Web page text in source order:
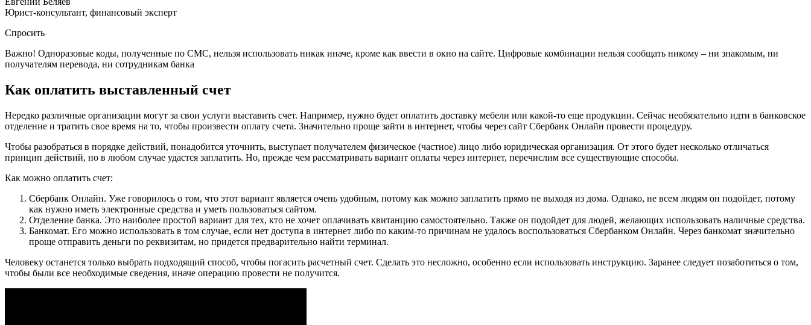
Юрист-консультант, финансовый эксперт
Спросить
Важно! Одноразовые коды, полученные по СМС, нельзя использовать никак иначе, кроме как ввести в окно на сайте. Цифровые комбинации нельзя сообщать никому – ни знакомым, ни
получателям перевода, ни сотрудникам банка
Как оплатить выставленный счет
Нередко различные организации могут за свои услуги выставить счет. Например, нужно будет оплатить доставку мебели или какой-то еще продукции. Сейчас необязательно идти в банковское
отделение и тратить свое время на то, чтобы произвести оплату счета. Значительно проще зайти в интернет, чтобы через сайт Сбербанк Онлайн провести процедуру.
Чтобы разобраться в порядке действий, понадобится уточнить, выступает получателем физическое (частное) лицо либо юридическая организация. От этого будет несколько отличаться
принцип действий, но в любом случае удастся заплатить. Но, прежде чем рассматривать вариант оплаты через интернет, перечислим все существующие способы.
Как можно оплатить счет:
Сбербанк Онлайн. Уже говорилось о том, что этот вариант является очень удобным, потому как можно заплатить прямо не выходя из дома. Однако, не всем людям он подойдет, потому
как нужно иметь электронные средства и уметь пользоваться сайтом.
Отделение банка. Это наиболее простой вариант для тех, кто не хочет оплачивать квитанцию самостоятельно. Также он подойдет для людей, желающих использовать наличные средства.
Банкомат. Его можно использовать в том случае, если нет доступа в интернет либо по каким-то причинам не удалось воспользоваться Сбербанком Онлайн. Через банкомат значительно
проще отправить деньги по реквизитам, но придется предварительно найти терминал.
Человеку останется только выбрать подходящий способ, чтобы погасить расчетный счет. Сделать это несложно, особенно если использовать инструкцию. Заранее следует позаботиться о том,
чтобы были все необходимые сведения, иначе операцию провести не получится.